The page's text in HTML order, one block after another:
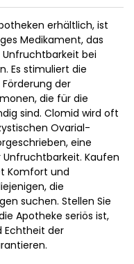
erhältlich, ist
Medikament, das
bei
Es stimuliert die
der
die für die
sind. Clomid wird oft
Ovarial-
eine
Kaufen
Komfort und
die
suchen. Stellen Sie
Apotheke seriös ist,
Echtheit der